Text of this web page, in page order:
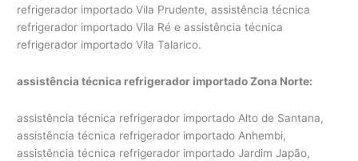
refrigerador importado Vila Prudente, assistência técnica
refrigerador importado Vila Ré e assistência técnica
refrigerador importado Vila Talarico.
assistência técnica refrigerador importado Zona Norte:
assistência técnica refrigerador importado Alto de Santana,
assistência técnica refrigerador importado Anhembi,
assistência técnica refrigerador importado Jardim Japão,